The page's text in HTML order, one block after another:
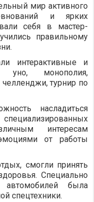
мир активного
и ярких
себя в мастер-
правильному
интерактивные и
уно, монополия,
турнир по
насладиться
интересам
от работы
смогли принять
Специально
была
спецтехники.